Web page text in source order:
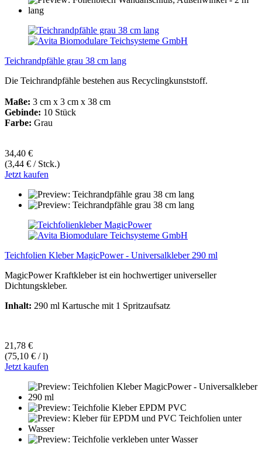
Teichrandpfähle grau 38 cm lang
Die Teichrandpfähle bestehen aus Recyclingkunststoff.
Maße: 3 cm x 3 cm x 38 cm
Gebinde: 10 Stück
Farbe: Grau
34,40 €
(3,44 € / Stck.)
Jetzt kaufen
Teichfolien Kleber MagicPower - Universalkleber 290 ml
MagicPower Kraftkleber ist ein hochwertiger universeller
Dichtungskleber.
Inhalt: 290 ml Kartusche mit 1 Spritzaufsatz
21,78 €
(75,10 € / l)
Jetzt kaufen